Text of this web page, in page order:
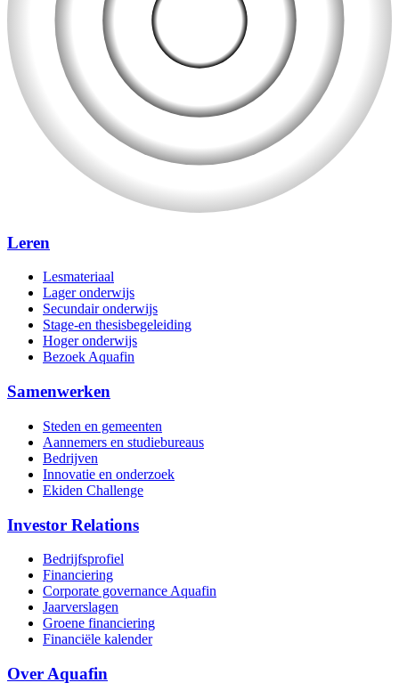
Leren
Lesmateriaal
Lager onderwijs
Secundair onderwijs
Stage-en thesisbegeleiding
Hoger onderwijs
Bezoek Aquafin
Samenwerken
Steden en gemeenten
Aannemers en studiebureaus
Bedrijven
Innovatie en onderzoek
Ekiden Challenge
Investor Relations
Bedrijfsprofiel
Financiering
Corporate governance Aquafin
Jaarverslagen
Groene financiering
Financiële kalender
Over Aquafin